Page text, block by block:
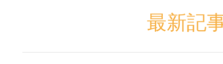
最新記